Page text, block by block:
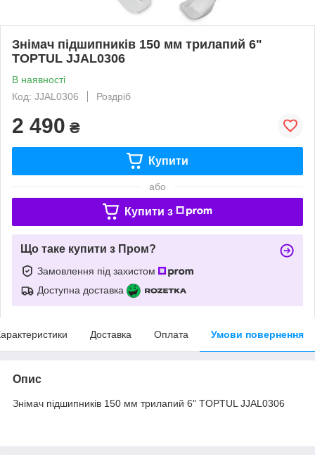
Знімач підшипників 150 мм трилапий 6"
TOPTUL JJAL0306
В наявності
Код: JJAL0306
Роздріб
2 490 ₴
Купити
або
Купити з
Що таке купити з Пром?
Замовлення під захистом
Доступна доставка
Доставка Оплата Умови повернення
Опис
Знімач підшипників 150 мм трилапий 6" TOPTUL JJAL0306